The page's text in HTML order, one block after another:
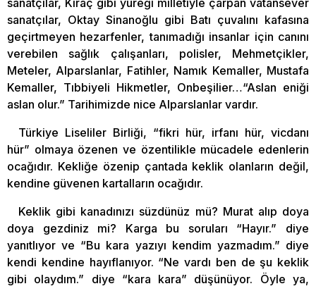
sanatçılar, Kıraç gibi yüreği milletiyle çarpan vatansever
sanatçılar, Oktay Sinanoğlu gibi Batı çuvalını kafasına
geçirtmeyen hezarfenler, tanımadığı insanlar için canını
verebilen sağlık çalışanları, polisler, Mehmetçikler,
Meteler, Alparslanlar, Fatihler, Namık Kemaller, Mustafa
Kemaller, Tıbbiyeli Hikmetler, Onbeşilier…“Aslan eniği
aslan olur.” Tarihimizde nice Alparslanlar vardır.
Türkiye Liseliler Birliği, “fikri hür, irfanı hür, vicdanı
hür” olmaya özenen ve özentilikle mücadele edenlerin
ocağıdır. Kekliğe özenip çantada keklik olanların değil,
kendine güvenen kartalların ocağıdır.
Keklik gibi kanadınızı süzdünüz mü? Murat alıp doya
doya gezdiniz mi? Karga bu soruları “Hayır.” diye
yanıtlıyor ve “Bu kara yazıyı kendim yazmadım.” diye
kendi kendine hayıflanıyor. “Ne vardı ben de şu keklik
gibi olaydım.” diye “kara kara” düşünüyor. Öyle ya,